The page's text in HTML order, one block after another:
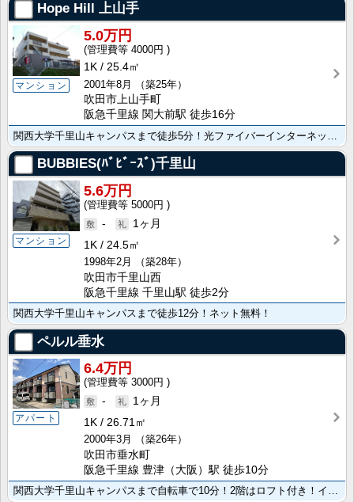
Hope Hill 上山手
マンション
5.0万円
4000円
1K
25.4㎡
2001年8月
（築25年）
吹田市上山手町
阪急千里線 関大前駅 徒歩16分
BUBBIES(ﾊﾞﾋﾞｰｽﾞ)千里山
マンション
5.6万円
5000円
-
1ヶ月
1K
24.5㎡
1998年2月
（築28年）
吹田市千里山西
阪急千里線 千里山駅 徒歩2分
関西大学千里山キャンパスまで徒歩12分！ネット無料！
ペルル垂水
アパート
6.4万円
3000円
-
1ヶ月
1K
26.71㎡
2000年3月
（築26年）
吹田市垂水町
阪急千里線 豊津（大阪）駅 徒歩10分